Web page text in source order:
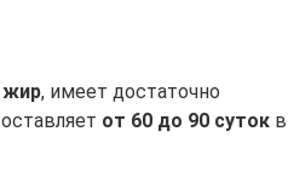
жир, имеет достаточно
от 60 до 90 суток в